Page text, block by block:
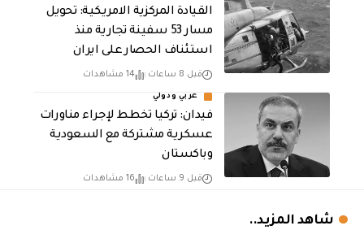
القيادة المركزية الامريكية: تحويل
مسار 53 سفينة تجارية منذ
استئناف الحصار على ايران
قبل 8 ساعات 14 مشاهدات
عربي ودولي
فيدان: تركيا تخطط لإجراء مناورات
عسكرية مشتركة مع السعودية
وباكستان
قبل 9 ساعات 16 مشاهدات
شاهد المزيد..